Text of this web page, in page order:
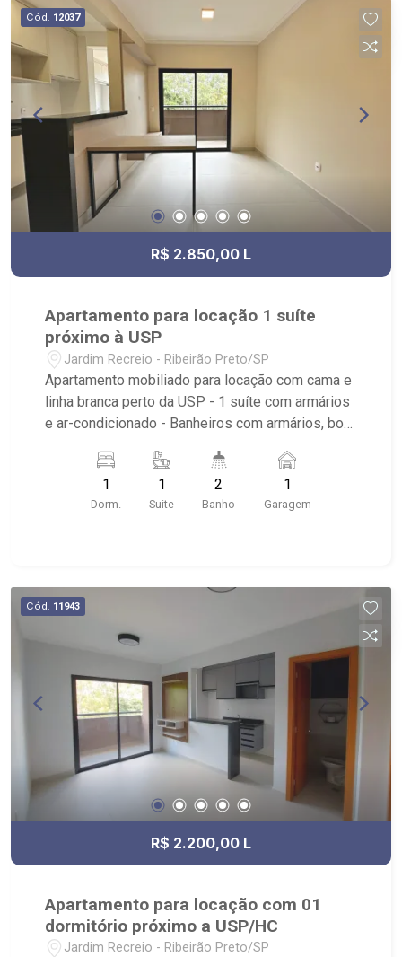
Cód. 12037
R$ 2.850,00 L
Apartamento para locação 1 suíte
próximo à USP
Jardim Recreio - Ribeirão Preto/SP
Apartamento mobiliado para locação com cama e
linha branca perto da USP - 1 suíte com armários
e ar-condicionado - Banheiros com armários, box
Área de serviço com armários - Sacada - 1 vaga
coberta na garagem - mobiliado: cama, sofá, linha
branca - Condomínio: Portaria 24hrs e
1
Dorm.
1
Suite
2
Banho
1
Garagem
Cód. 11943
R$ 2.200,00 L
Apartamento para locação com 01
dormitório próximo a USP/HC
Jardim Recreio - Ribeirão Preto/SP